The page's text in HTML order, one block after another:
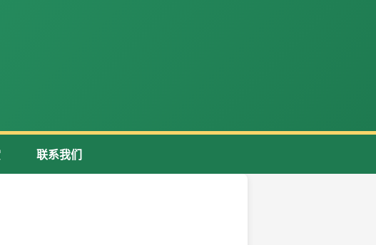
联系我们